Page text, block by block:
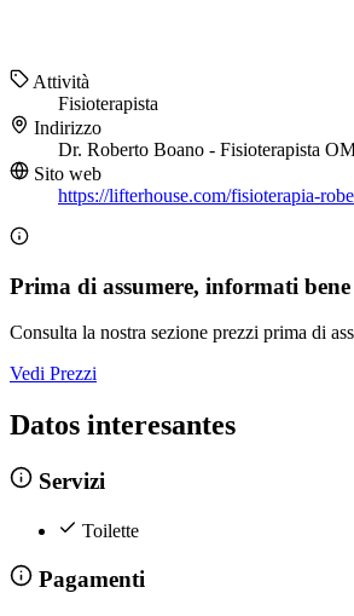
Attività
Fisioterapista
Indirizzo
Dr. Roberto Boano - Fisioterapista
Sito web
https://lifterhouse.com/fisioterapia-
Prima di assumere, informati bene
Consulta la nostra sezione prezzi prima di
Vedi Prezzi
Datos interesantes
Servizi
Toilette
Pagamenti